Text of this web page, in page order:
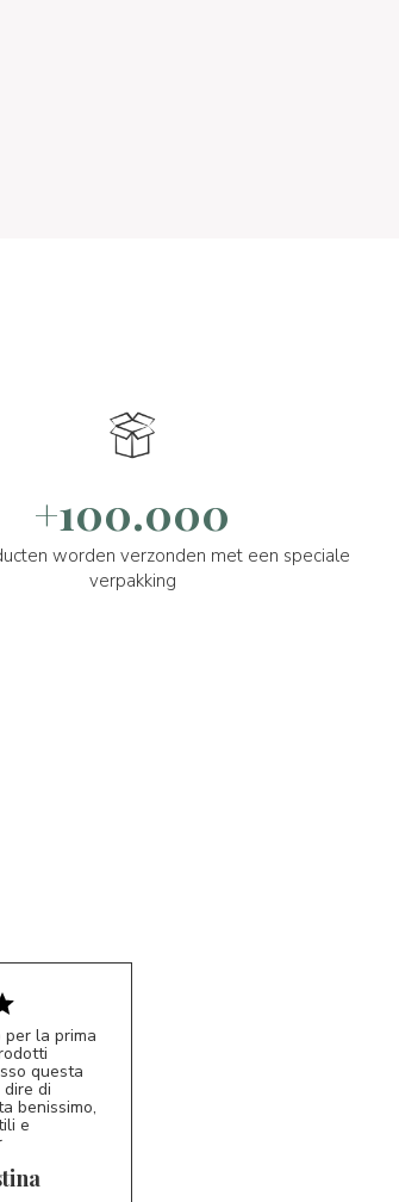
+100.000
worden verzonden met een speciale
verpakking
5/5
la prima
questa
dire di
benissimo,
e